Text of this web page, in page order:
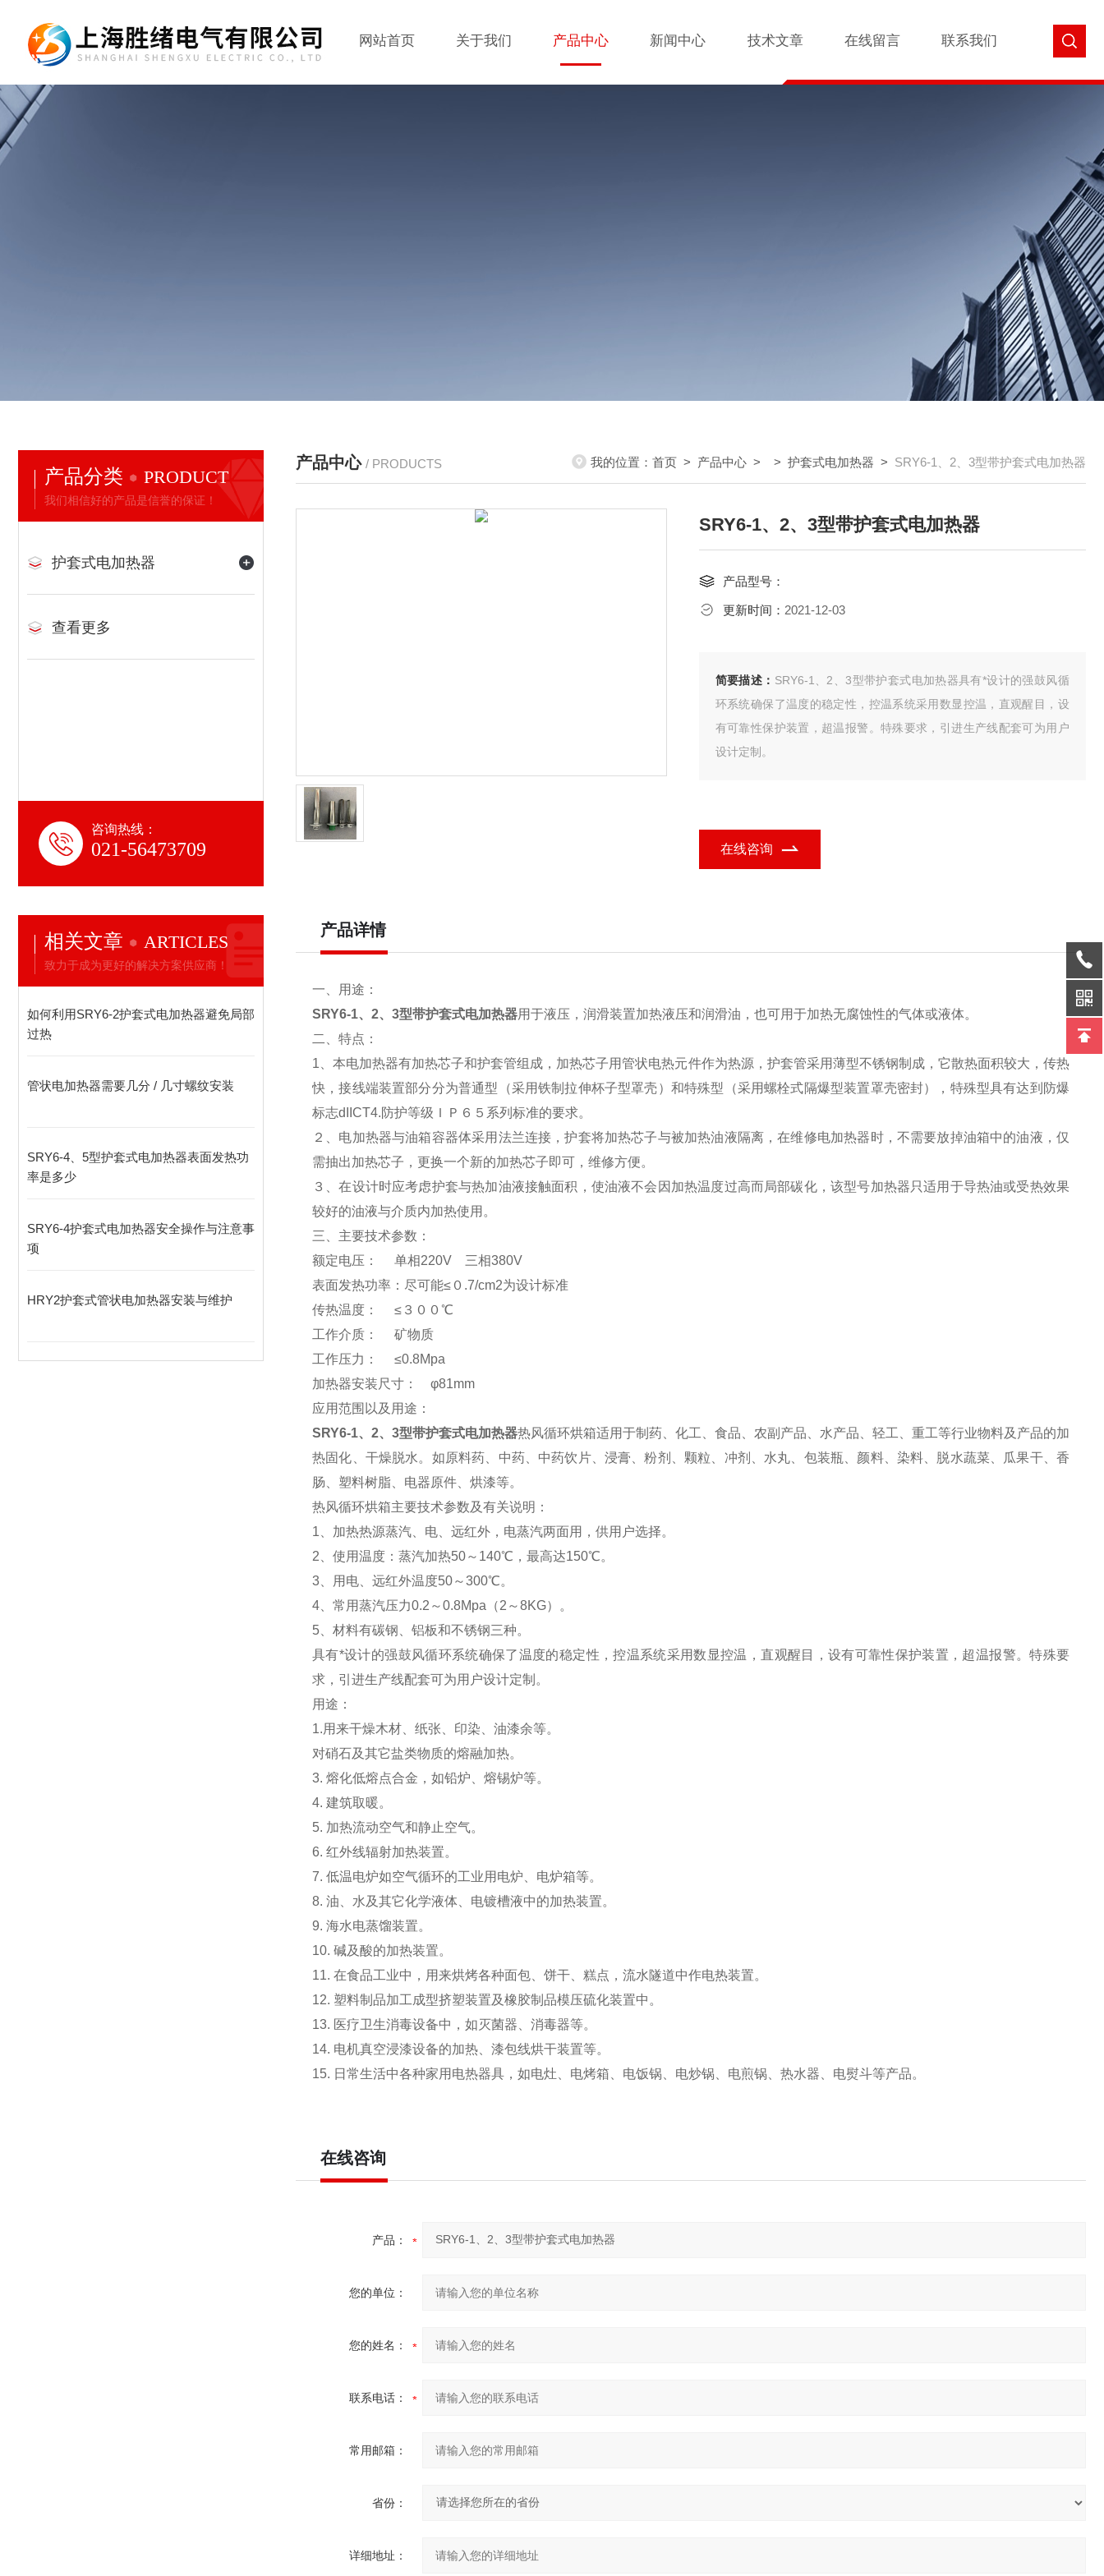
网站首页 关于我们 产品中心 新闻中心 技术文章 在线留言 联系我们
产品分类 PRODUCT
我们相信好的产品是信誉的保证！
护套式电加热器
查看更多
咨询热线：
021-56473709
相关文章 ARTICLES
致力于成为更好的解决方案供应商！
如何利用SRY6-2护套式电加热器避免局部
过热
管状电加热器需要几分 / 几寸螺纹安装
SRY6-4、5型护套式电加热器表面发热功
率是多少
SRY6-4护套式电加热器安全操作与注意事
项
HRY2护套式管状电加热器安装与维护
产品中心 / PRODUCTS 我的位置： 首页 > 产品中心 > > 护套式电加热器 > SRY6-1、2、3型带护套式电加热器
SRY6-1、2、3型带护套式电加热器
产品型号：
更新时间： 2021-12-03
简要描述： SRY6-1、2、3型带护套式电加热器具有*设计的强鼓风循
环系统确保了温度的稳定性，控温系统采用数显控温，直观醒目，设
有可靠性保护装置，超温报警。特殊要求，引进生产线配套可为用户
设计定制。
在线咨询
产品详情
一、用途：
SRY6-1、2、3型带护套式电加热器用于液压，润滑装置加热液压和润滑油，也可用于加热无腐蚀性的气体或液体。
二、特点：
1、本电加热器有加热芯子和护套管组成，加热芯子用管状电热元件作为热源，护套管采用薄型不锈钢制成，它散热面积较大，传热
快，接线端装置部分分为普通型（采用铁制拉伸杯子型罩壳）和特殊型（采用螺栓式隔爆型装置罩壳密封），特殊型具有达到防爆
标志dIICT4.防护等级ＩＰ６５系列标准的要求。
２、电加热器与油箱容器体采用法兰连接，护套将加热芯子与被加热油液隔离，在维修电加热器时，不需要放掉油箱中的油液，仅
需抽出加热芯子，更换一个新的加热芯子即可，维修方便。
３、在设计时应考虑护套与热加油液接触面积，使油液不会因加热温度过高而局部碳化，该型号加热器只适用于导热油或受热效果
较好的油液与介质内加热使用。
三、主要技术参数：
额定电压： 单相220V 三相380V
表面发热功率：尽可能≤０.7/cm2为设计标准
传热温度： ≤３００℃
工作介质： 矿物质
工作压力： ≤0.8Mpa
加热器安装尺寸： φ81mm
应用范围以及用途：
SRY6-1、2、3型带护套式电加热器热风循环烘箱适用于制药、化工、食品、农副产品、水产品、轻工、重工等行业物料及产品的加
热固化、干燥脱水。如原料药、中药、中药饮片、浸膏、粉剂、颗粒、冲剂、水丸、包装瓶、颜料、染料、脱水蔬菜、瓜果干、香
肠、塑料树脂、电器原件、烘漆等。
热风循环烘箱主要技术参数及有关说明：
1、加热热源蒸汽、电、远红外，电蒸汽两面用，供用户选择。
2、使用温度：蒸汽加热50～140℃，最高达150℃。
3、用电、远红外温度50～300℃。
4、常用蒸汽压力0.2～0.8Mpa（2～8KG）。
5、材料有碳钢、铝板和不锈钢三种。
具有*设计的强鼓风循环系统确保了温度的稳定性，控温系统采用数显控温，直观醒目，设有可靠性保护装置，超温报警。特殊要
求，引进生产线配套可为用户设计定制。
用途：
1.用来干燥木材、纸张、印染、油漆余等。
对硝石及其它盐类物质的熔融加热。
3. 熔化低熔点合金，如铅炉、熔锡炉等。
4. 建筑取暖。
5. 加热流动空气和静止空气。
6. 红外线辐射加热装置。
7. 低温电炉如空气循环的工业用电炉、电炉箱等。
8. 油、水及其它化学液体、电镀槽液中的加热装置。
9. 海水电蒸馏装置。
10. 碱及酸的加热装置。
11. 在食品工业中，用来烘烤各种面包、饼干、糕点，流水隧道中作电热装置。
12. 塑料制品加工成型挤塑装置及橡胶制品模压硫化装置中。
13. 医疗卫生消毒设备中，如灭菌器、消毒器等。
14. 电机真空浸漆设备的加热、漆包线烘干装置等。
15. 日常生活中各种家用电热器具，如电灶、电烤箱、电饭锅、电炒锅、电煎锅、热水器、电熨斗等产品。
在线咨询
产品：
您的单位：
您的姓名：
联系电话：
常用邮箱：
省份：
详细地址：